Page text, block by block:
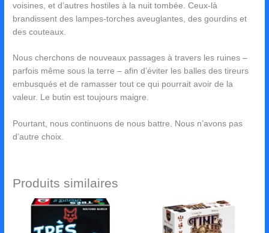
voisines, et d’autres hostiles à la nuit tombée. Ceux-là
brandissent des lampes-torches aveuglantes, des gourdins et
des couteaux.
Nous cherchons de nouveaux passages à travers les ruines –
parfois même sous la terre – afin d’éviter les balles des tireurs
embusqués et de ramasser tout ce qui pourrait avoir de la
valeur. Le butin est toujours maigre.
Pourtant, nous continuons de nous battre. Nous n’avons pas
d’autre choix.
Produits similaires